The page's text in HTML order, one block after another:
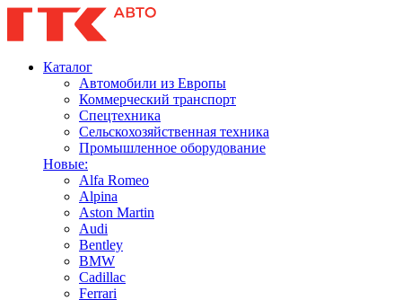
Каталог
Автомобили из Европы
Коммерческий транспорт
Спецтехника
Сельскохозяйственная техника
Промышленное оборудование
Новые:
Alfa Romeo
Alpina
Aston Martin
Audi
Bentley
BMW
Cadillac
Ferrari